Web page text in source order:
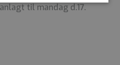
til mandag d.17.